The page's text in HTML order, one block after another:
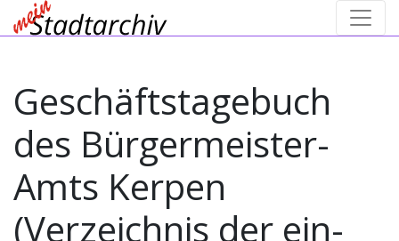
Geschäftstagebuch
des Bürgermeister-
Amts Kerpen
(Verzeichnis der ein-